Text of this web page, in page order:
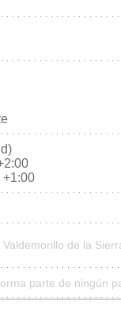
+1:00
de la
parte de ningún